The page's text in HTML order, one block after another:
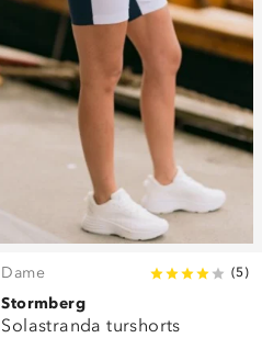
Dame (5)
Stormberg
Solastranda turshorts